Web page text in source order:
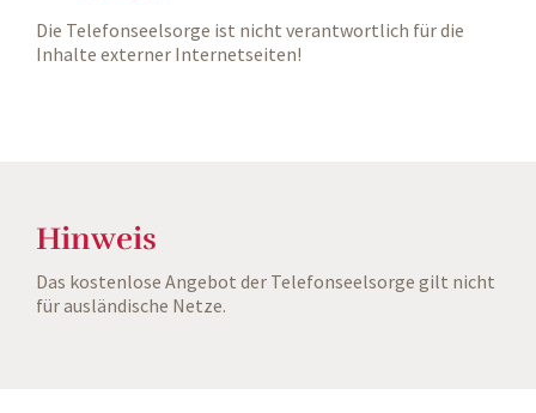
Die Telefonseelsorge ist nicht verantwortlich für die
Inhalte externer Internetseiten!
Hinweis
Das kostenlose Angebot der Telefonseelsorge gilt nicht
für ausländische Netze.